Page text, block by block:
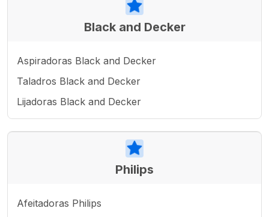
Black and Decker
Aspiradoras Black and Decker
Taladros Black and Decker
Lijadoras Black and Decker
Philips
Afeitadoras Philips